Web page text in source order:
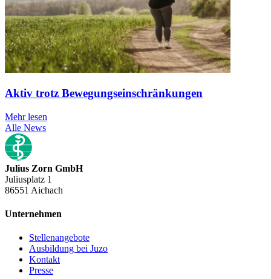
Aktiv trotz Bewegungseinschränkungen
Mehr lesen
Alle News
Julius Zorn GmbH
Juliusplatz 1
86551 Aichach
Unternehmen
Stellenangebote
Ausbildung bei Juzo
Kontakt
Presse